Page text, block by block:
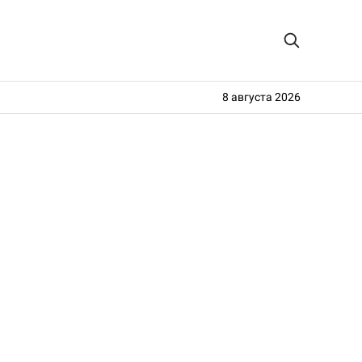
8 августа 2026